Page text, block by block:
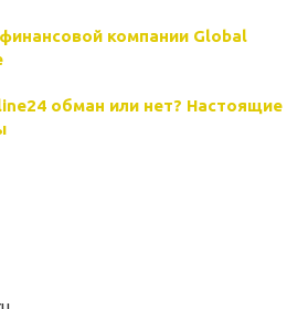
компании Global
обман или нет? Настоящие